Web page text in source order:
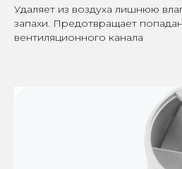
Удаляет из воздуха лишнюю
запахи. Предотвращает
вентиляционного канала